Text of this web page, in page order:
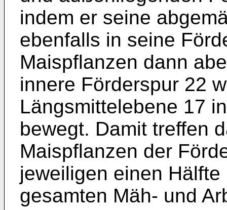
indem er seine
ebenfalls in seine
Maispflanzen dann
innere Förderspur 22
Längsmittelebene 17
bewegt. Damit treffen
Maispflanzen der
jeweiligen einen
gesamten Mäh- und